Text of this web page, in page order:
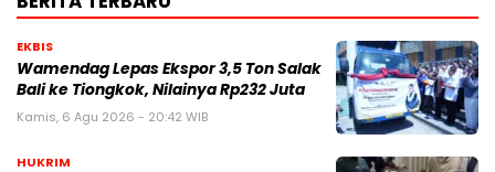
EKBIS
Wamendag Lepas Ekspor 3,5 Ton Salak
Bali ke Tiongkok, Nilainya Rp232 Juta
Kamis, 6 Agu 2026 - 20:42 WIB
HUKRIM